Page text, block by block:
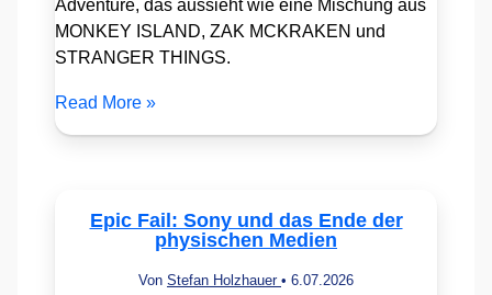
Adventure, das aussieht wie eine Mischung aus
MONKEY ISLAND, ZAK MCKRAKEN und
STRANGER THINGS.
Read More »
Epic Fail: Sony und das Ende der
physischen Medien
Von Stefan Holzhauer • 6.07.2026